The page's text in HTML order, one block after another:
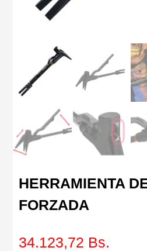
HERRAMIENTA
FORZADA
34.123,72 Bs.